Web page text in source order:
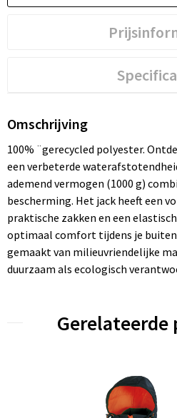
Omschrijving
100% ¨gerecycled polyester.
een verbeterde
ademend vermogen (1000 g)
bescherming. Het jack heeft een
praktische zakken en een
optimaal comfort tijdens je
gemaakt van milieuvriendelijke
duurzaam als ecologisch
Gerelateerde